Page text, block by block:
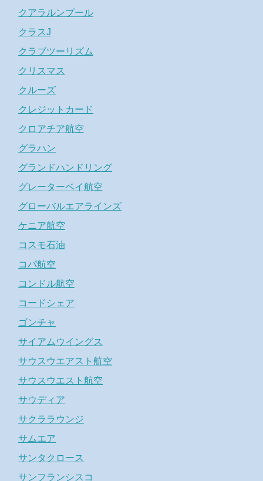
クアラルンプール
クラスJ
クラブツーリズム
クリスマス
クルーズ
クレジットカード
クロアチア航空
グラハン
グランドハンドリング
グレーターベイ航空
グローバルエアラインズ
ケニア航空
コスモ石油
コパ航空
コンドル航空
コードシェア
ゴンチャ
サイアムウイングス
サウスウエアスト航空
サウスウエスト航空
サウディア
サクララウンジ
サムエア
サンタクロース
サンフランシスコ